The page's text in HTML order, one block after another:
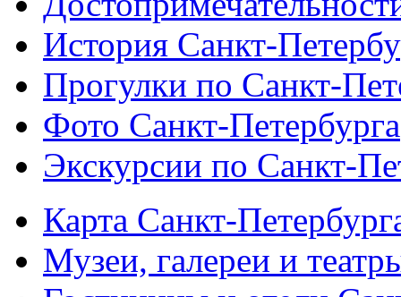
История Санкт-
Прогулки по Санкт-
Фото Санкт-Петербурга
Экскурсии по Санкт-
Карта Санкт-
Музеи, галереи и